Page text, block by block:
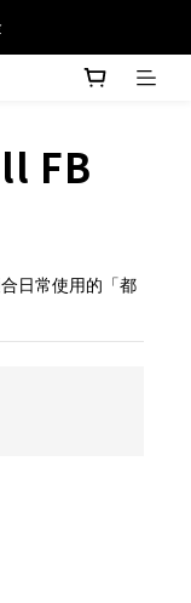
FB
日常使用的「都